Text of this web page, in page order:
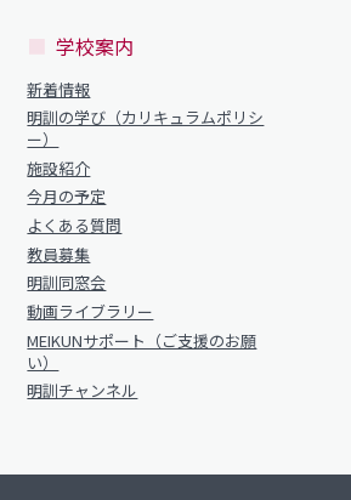
明訓チャンネル
お問い合わせ
プライバシーポリシー
今月の予定
よくある質問
明訓同窓会
動画ライブラリー
MEIKUNサポート（ご支援のお願い
明訓チャンネル
プライバシーポリシー
学校案内
新着情報
明訓の学び（カリキュラムポリシ
ー）
施設紹介
今月の予定
よくある質問
教員募集
明訓同窓会
動画ライブラリー
MEIKUNサポート（ご支援のお願
い）
明訓チャンネル